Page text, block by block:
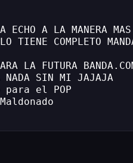
ECHO A LA MANERA
TIENE COMPLETO
LA FUTURA
NADA SIN MI JAJAJA
para el POP